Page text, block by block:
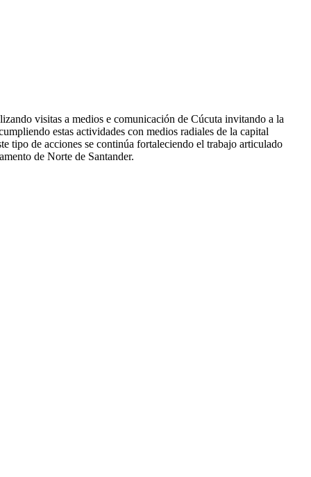
visitas a medios e comunicación de Cúcuta invitando a la
estas actividades con medios radiales de la capital
tipo de acciones se continúa fortaleciendo el trabajo articulado
de Norte de Santander.